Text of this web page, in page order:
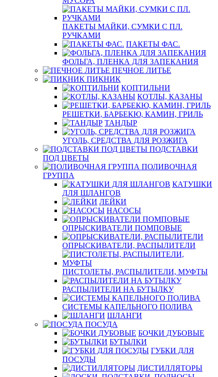
ПАКЕТЫ МАЙКИ, СУМКИ С ПЛ.
РУЧКАМИ
ПАКЕТЫ ФАС.
ФОЛЬГА, ПЛЕНКА ДЛЯ ЗАПЕКАНИЯ
ПЕЧНОЕ ЛИТЬЕ
ПИКНИК
КОПТИЛЬНИ
КОТЛЫ, КАЗАНЫ
РЕШЕТКИ, БАРБЕКЮ, КАМИН, ГРИЛЬ
ТАНДЫР
УГОЛЬ, СРЕДСТВА ДЛЯ РОЗЖИГА
ПОДСТАВКИ
ПОД ЦВЕТЫ
ПОЛИВОЧНАЯ
ГРУППА
КАТУШКИ
ДЛЯ ШЛАНГОВ
ЛЕЙКИ
НАСОСЫ
ОПРЫСКИВАТЕЛИ ПОМПОВЫЕ
ОПРЫСКИВАТЕЛИ, РАСПЫЛИТЕЛИ
ПИСТОЛЕТЫ, РАСПЫЛИТЕЛИ, МУФТЫ
РАСПЫЛИТЕЛИ НА БУТЫЛКУ
СИСТЕМЫ КАПЕЛЬНОГО ПОЛИВА
ШЛАНГИ
ПОСУДА
БОЧКИ ДУБОВЫЕ
БУТЫЛКИ
ГУБКИ ДЛЯ
ПОСУДЫ
ДИСТИЛЛЯТОРЫ